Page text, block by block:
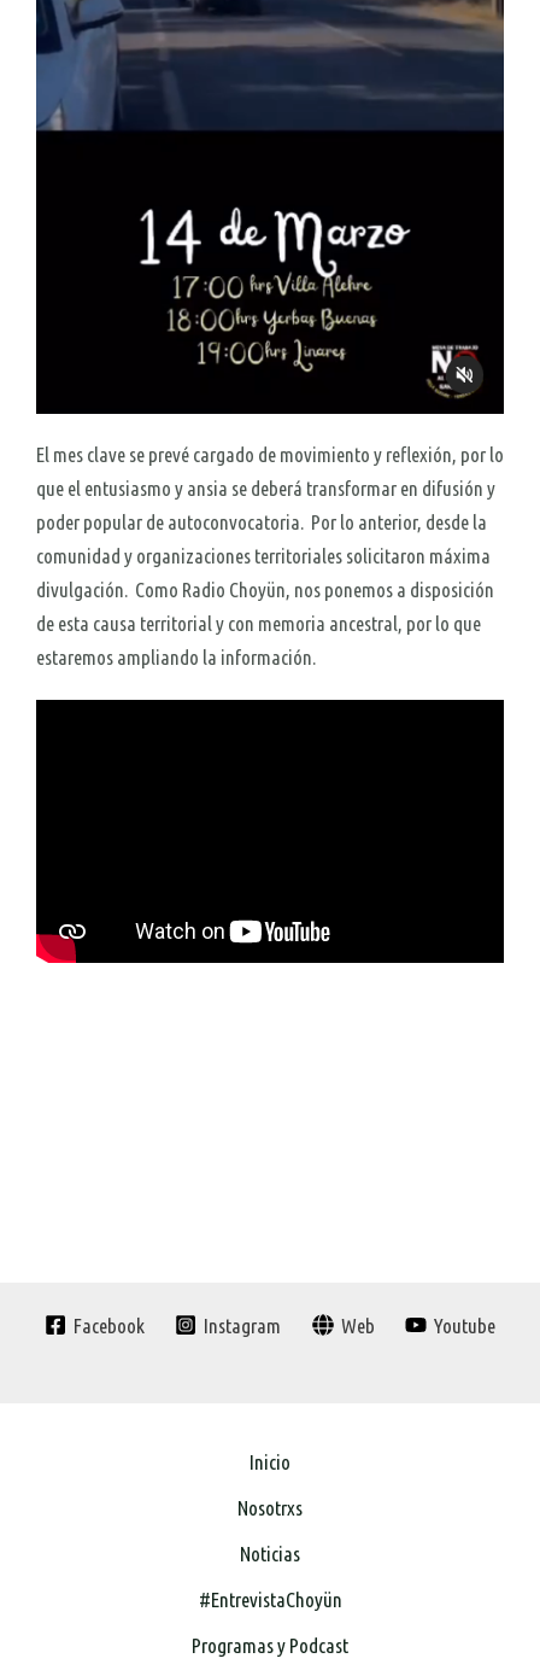
El mes clave se prevé cargado de movimiento y reflexión, por lo
que el entusiasmo y ansia se deberá transformar en difusión y
poder popular de autoconvocatoria. Por lo anterior, desde la
comunidad y organizaciones territoriales solicitaron máxima
divulgación. Como Radio Choyün, nos ponemos a disposición
de esta causa territorial y con memoria ancestral, por lo que
estaremos ampliando la información.
Facebook Instagram Web Youtube
Inicio
Nosotrxs
Noticias
#EntrevistaChoyün
Programas y Podcast